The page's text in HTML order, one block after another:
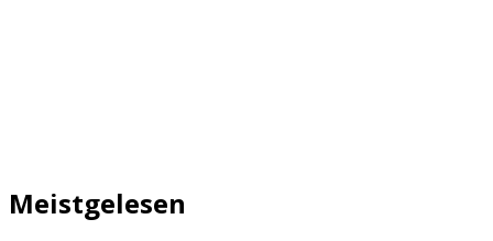
Meistgelesen